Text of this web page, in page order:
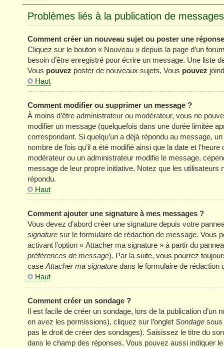
Problèmes liés à la publication de messages
Comment créer un nouveau sujet ou poster une
Cliquez sur le bouton « Nouveau » depuis la page d’un
besoin d’être enregistré pour écrire un message. Une liste
Vous pouvez poster de nouveaux sujets, Vous pouvez
Haut
Comment modifier ou supprimer un message ?
À moins d’être administrateur ou modérateur, vous ne
modifier un message (quelquefois dans une durée limitée
correspondant. Si quelqu’un a déjà répondu au message,
nombre de fois qu’il a été modifié ainsi que la date et
modérateur ou un administrateur modifie le message,
message de leur propre initiative. Notez que les
répondu.
Haut
Comment ajouter une signature à mes messages ?
Vous devez d’abord créer une signature depuis votre
signature sur le formulaire de rédaction de message. Vous
activant l’option « Attacher ma signature » à partir du
préférences de message). Par la suite, vous pourrez
case Attacher ma signature dans le formulaire de rédaction
Haut
Comment créer un sondage ?
Il est facile de créer un sondage, lors de la publication
en avez les permissions), cliquez sur l’onglet Sondage sous
pas le droit de créer des sondages). Saisissez le titre du
dans le champ des réponses. Vous pouvez aussi indiquer